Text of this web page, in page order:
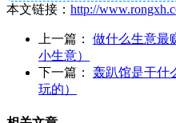
本文链接： http://
上一篇： 做什么生意最
小生意）
下一篇： 轰趴馆是干什
玩的）